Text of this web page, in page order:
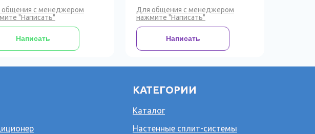
общения с менеджером
"Написать"
Написать
Для общения с менеджером
нажмите "Написать"
Написать
Настенные сплит-системы
Каталог
КАТЕГОРИИ